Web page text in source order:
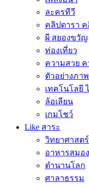
ละครทีวี
คลิปดารา ค
ผี สยองขวัญ
ท่องเที่ยว
ความสวย ค
ตัวอย่างภา
เทคโนโลยี
ล้อเลียน
เกมโชว์
Like สาระ
วิทยาศาสตร์
อาหารสมอง
ตำนานโลก
ศาลาธรรม